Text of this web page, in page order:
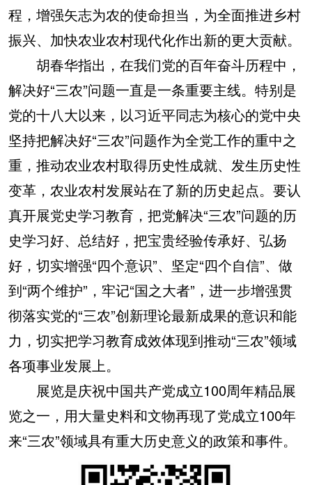
地方频道
北京 天津 河北 山西
辽宁 吉林 上海 江苏
浙江 安徽 福建 江西
山东 河南 湖北 湖南
广东 广西 海南 重庆
四川 贵州 云南 西藏
陕西 甘肃 青海 宁夏
新疆 内蒙古 黑龙江
多语种频道
Русский язык 日本語 한국어
Deutsch Português
程，增强矢志为农的使命担当，为全面推进乡村
振兴、加快农业农村现代化作出新的更大贡献。
胡春华指出，在我们党的百年奋斗历程中，
解决好“三农”问题一直是一条重要主线。特别是
党的十八大以来，以习近平同志为核心的党中央
坚持把解决好“三农”问题作为全党工作的重中之
重，推动农业农村取得历史性成就、发生历史性
变革，农业农村发展站在了新的历史起点。要认
真开展党史学习教育，把党解决“三农”问题的历
史学习好、总结好，把宝贵经验传承好、弘扬
好，切实增强“四个意识”、坚定“四个自信”、做
到“两个维护”，牢记“国之大者”，进一步增强贯
彻落实党的“三农”创新理论最新成果的意识和能
力，切实把学习教育成效体现到推动“三农”领域
各项事业发展上。
展览是庆祝中国共产党成立100周年精品展
览之一，用大量史料和文物再现了党成立100年
来“三农”领域具有重大历史意义的政策和事件。